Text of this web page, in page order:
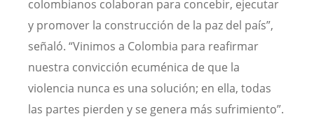
colombianos colaboran para concebir, ejecutar
y promover la construcción de la paz del país”,
señaló. “Vinimos a Colombia para reafirmar
nuestra convicción ecuménica de que la
violencia nunca es una solución; en ella, todas
las partes pierden y se genera más sufrimiento”.